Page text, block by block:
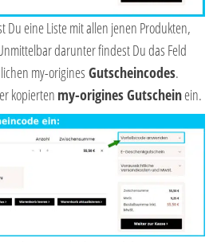
Du eine Liste mit allen jenen Produkten,
darunter findest Du das Feld
my-origines Gutscheincodes.
kopierten my-origines Gutscheinein.